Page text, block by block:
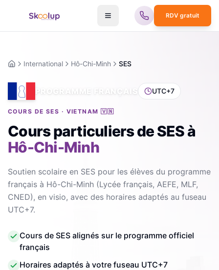
RDV gratuit
AccueilInternational Hô-Chi-Minh SES
PROGRAMME FRANÇAIS UTC+7
COURS DE SES · VIETNAM 🇻🇳
Cours particuliers de SESà
Hô-Chi-Minh
Soutien scolaire en SES pour les élèves du programme
français à Hô-Chi-Minh (Lycée français, AEFE, MLF,
CNED), en visio, avec des horaires adaptés au fuseau
UTC+7.
Cours de SES alignés sur le programme officiel
français
Horaires adaptés à votre fuseau UTC+7